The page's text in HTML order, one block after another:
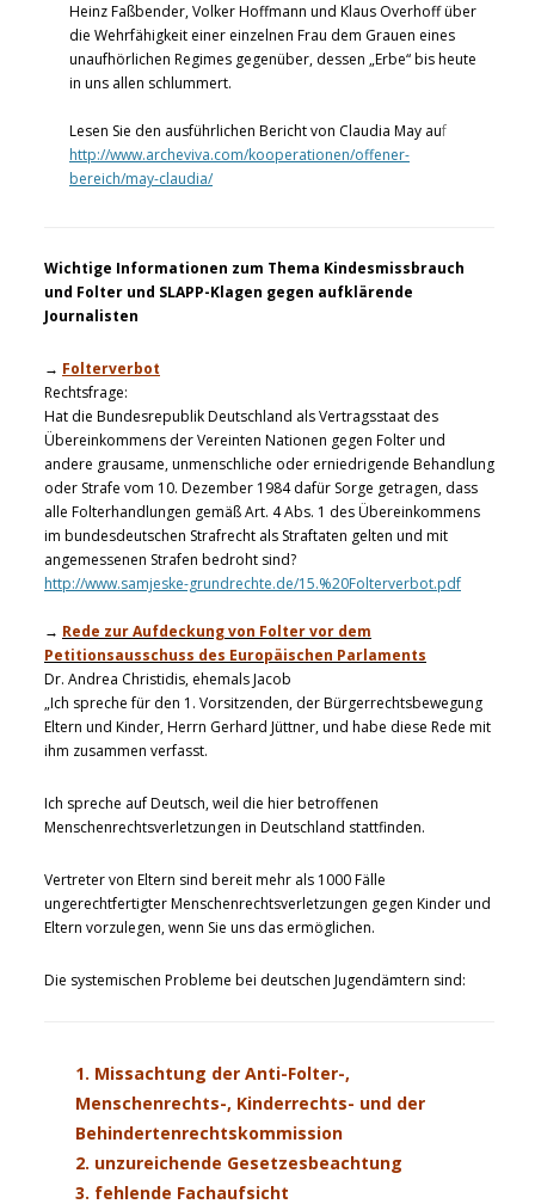
Heinz Faßbender, Volker Hoffmann und Klaus Overhoff über
die Wehrfähigkeit einer einzelnen Frau dem Grauen eines
unaufhörlichen Regimes gegenüber, dessen „Erbe“ bis heute
in uns allen schlummert.
Lesen Sie den ausführlichen Bericht von Claudia May auf
http://www.archeviva.com/kooperationen/offener-
bereich/may-claudia/
Wichtige Informationen zum Thema Kindesmissbrauch
und Folter und SLAPP-Klagen gegen aufklärende
Journalisten
→ Folterverbot
Rechtsfrage:
Hat die Bundesrepublik Deutschland als Vertragsstaat des
Übereinkommens der Vereinten Nationen gegen Folter und
andere grausame, unmenschliche oder erniedrigende Behandlung
oder Strafe vom 10. Dezember 1984 dafür Sorge getragen, dass
alle Folterhandlungen gemäß Art. 4 Abs. 1 des Übereinkommens
im bundesdeutschen Strafrecht als Straftaten gelten und mit
angemessenen Strafen bedroht sind?
http://www.samjeske-grundrechte.de/15.%20Folterverbot.pdf
→ Rede zur Aufdeckung von Folter vor dem
Petitionsausschuss des Europäischen Parlaments
Dr. Andrea Christidis, ehemals Jacob
„Ich spreche für den 1. Vorsitzenden, der Bürgerrechtsbewegung
Eltern und Kinder, Herrn Gerhard Jüttner, und habe diese Rede mit
ihm zusammen verfasst.
Ich spreche auf Deutsch, weil die hier betroffenen
Menschenrechtsverletzungen in Deutschland stattfinden.
Vertreter von Eltern sind bereit mehr als 1000 Fälle
ungerechtfertigter Menschenrechtsverletzungen gegen Kinder und
Eltern vorzulegen, wenn Sie uns das ermöglichen.
Die systemischen Probleme bei deutschen Jugendämtern sind:
1. Missachtung der Anti-Folter-,
Menschenrechts-, Kinderrechts- und der
Behindertenrechtskommission
2. unzureichende Gesetzesbeachtung
3. fehlende Fachaufsicht